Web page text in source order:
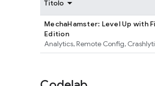
Titolo
MechaHamster: Level Up with
Edition
Analytics,Remote Config,